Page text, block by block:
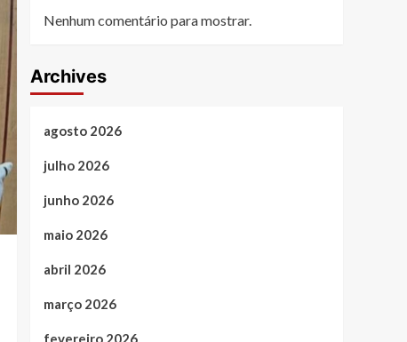
Nenhum comentário para mostrar.
Archives
agosto 2026
julho 2026
junho 2026
maio 2026
abril 2026
março 2026
fevereiro 2026